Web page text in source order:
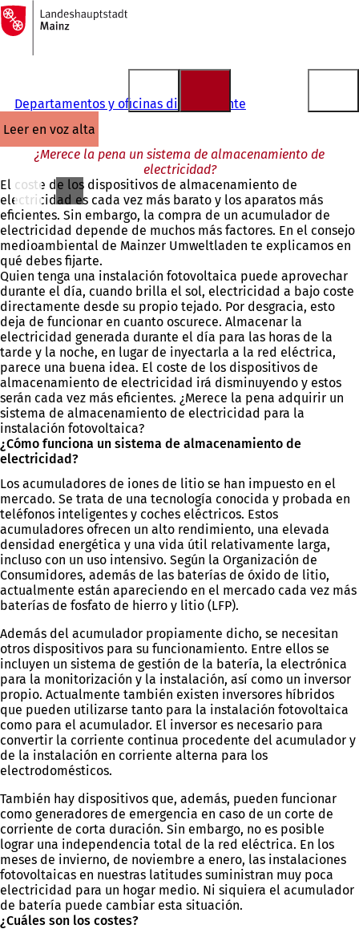
Saltar al contenido
A
la
página
Departamentos y oficinas directamente
leer en voz alta
¿Merece la pena un sistema de almacenamiento de
electricidad?
El coste de los dispositivos de almacenamiento de
electricidad es cada vez más barato y los aparatos más
eficientes. Sin embargo, la compra de un acumulador de
electricidad depende de muchos más factores. En el consejo
medioambiental de Mainzer Umweltladen te explicamos en
qué debes fijarte.
Quien tenga una instalación fotovoltaica puede aprovechar
durante el día, cuando brilla el sol, electricidad a bajo coste
directamente desde su propio tejado. Por desgracia, esto
deja de funcionar en cuanto oscurece. Almacenar la
electricidad generada durante el día para las horas de la
tarde y la noche, en lugar de inyectarla a la red eléctrica,
parece una buena idea. El coste de los dispositivos de
almacenamiento de electricidad irá disminuyendo y estos
serán cada vez más eficientes. ¿Merece la pena adquirir un
sistema de almacenamiento de electricidad para la
instalación fotovoltaica?
¿Cómo funciona un sistema de almacenamiento de
electricidad?
Los acumuladores de iones de litio se han impuesto en el
mercado. Se trata de una tecnología conocida y probada en
teléfonos inteligentes y coches eléctricos. Estos
acumuladores ofrecen un alto rendimiento, una elevada
densidad energética y una vida útil relativamente larga,
incluso con un uso intensivo. Según la Organización de
Consumidores, además de las baterías de óxido de litio,
actualmente están apareciendo en el mercado cada vez más
baterías de fosfato de hierro y litio (LFP).
Además del acumulador propiamente dicho, se necesitan
otros dispositivos para su funcionamiento. Entre ellos se
incluyen un sistema de gestión de la batería, la electrónica
para la monitorización y la instalación, así como un inversor
propio. Actualmente también existen inversores híbridos
que pueden utilizarse tanto para la instalación fotovoltaica
como para el acumulador. El inversor es necesario para
convertir la corriente continua procedente del acumulador y
de la instalación en corriente alterna para los
electrodomésticos.
También hay dispositivos que, además, pueden funcionar
como generadores de emergencia en caso de un corte de
corriente de corta duración. Sin embargo, no es posible
lograr una independencia total de la red eléctrica. En los
meses de invierno, de noviembre a enero, las instalaciones
fotovoltaicas en nuestras latitudes suministran muy poca
electricidad para un hogar medio. Ni siquiera el acumulador
de batería puede cambiar esta situación.
¿Cuáles son los costes?